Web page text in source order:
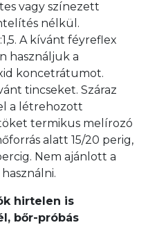
vagy színezett
nélkül.
A kívánt féyreflex
használjuk a
koncetrátumot.
tincseket. Száraz
a létrehozott
termikus melírozó
alatt 15/20 perig,
Nem ajánlott a
hirtelen is
bőr-próbás